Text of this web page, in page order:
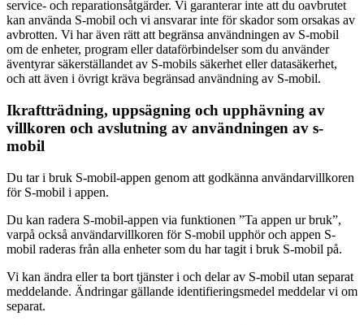
service- och reparationsåtgärder. Vi garanterar inte att du oavbrutet
kan använda S-mobil och vi ansvarar inte för skador som orsakas av
avbrotten. Vi har även rätt att begränsa användningen av S-mobil
om de enheter, program eller dataförbindelser som du använder
äventyrar säkerställandet av S-mobils säkerhet eller datasäkerhet,
och att även i övrigt kräva begränsad användning av S-mobil.
Ikraftträdning, uppsägning och upphävning av
villkoren och avslutning av användningen av s-
mobil
Du tar i bruk S-mobil-appen genom att godkänna användarvillkoren
för S-mobil i appen.
Du kan radera S-mobil-appen via funktionen ”Ta appen ur bruk”,
varpå också användarvillkoren för S-mobil upphör och appen S-
mobil raderas från alla enheter som du har tagit i bruk S-mobil på.
Vi kan ändra eller ta bort tjänster i och delar av S-mobil utan separat
meddelande. Ändringar gällande identifieringsmedel meddelar vi om
separat.